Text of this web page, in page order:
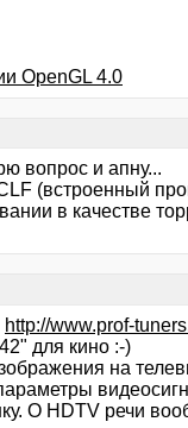
OpenGL 4.0
вопрос и апну...
(встроенный
в качестве
http://www.prof-
для кино :-)
на
О HDTV речи